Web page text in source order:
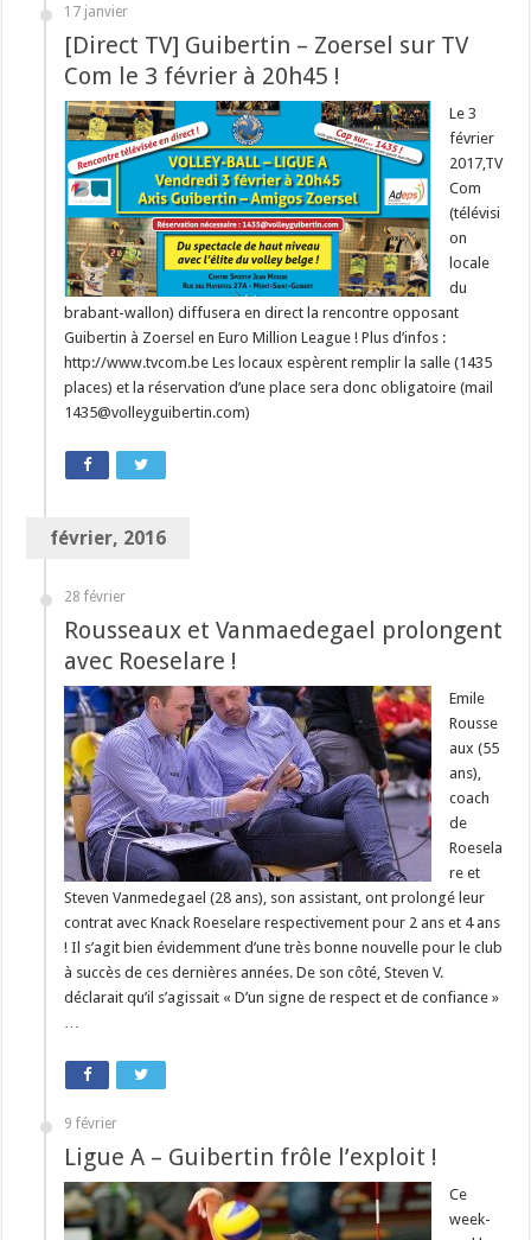
17 janvier
[Direct TV] Guibertin – Zoersel sur TV
Com le 3 février à 20h45 !
Le 3
février
2017,TV
Com
(télévisi
on
locale
du
brabant-wallon) diffusera en direct la rencontre opposant
Guibertin à Zoersel en Euro Million League ! Plus d’infos :
http://www.tvcom.be Les locaux espèrent remplir la salle (1435
places) et la réservation d’une place sera donc obligatoire (mail
1435@volleyguibertin.com)
février, 2016
28 février
Rousseaux et Vanmaedegael prolongent
avec Roeselare !
Emile
Rousse
aux (55
ans),
coach
de
Roesela
re et
Steven Vanmedegael (28 ans), son assistant, ont prolongé leur
contrat avec Knack Roeselare respectivement pour 2 ans et 4 ans
! Il s’agit bien évidemment d’une très bonne nouvelle pour le club
à succès de ces dernières années. De son côté, Steven V.
déclarait qu’il s’agissait « D’un signe de respect et de confiance »
…
9 février
Ligue A – Guibertin frôle l’exploit !
Ce
week-